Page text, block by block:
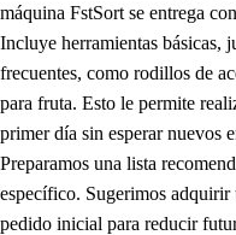
máquina FstSort se entrega
Incluye herramientas básicas,
frecuentes, como rodillos de
para fruta. Esto le permite
primer día sin esperar nuevos
Preparamos una lista
específico. Sugerimos
pedido inicial para reducir